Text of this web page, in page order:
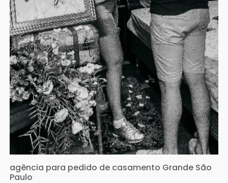
agência para pedido de casamento Grande São
Paulo